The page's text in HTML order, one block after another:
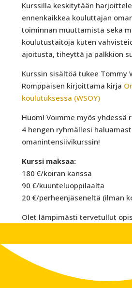
Kurssilla keskitytään
ennenkaikkea kouluttajan
toiminnan muuttamista sekä
koulutustaitoja kuten
ajoitusta, tiheyttä ja palkkion
Kurssin sisältöä tukee Tommy
Romppaisen kirjoittama kirja
koulutuksessa (WSOY)
Huom! Voimme myös yhdessä
4 hengen ryhmällesi
omanintensiivikurssin!
Kurssi maksaa:
180 €/koiran kanssa
90 €/kuunteluoppilaalta
20 €/perheenjäseneltä (ilman
Olet lämpimästi tervetullut